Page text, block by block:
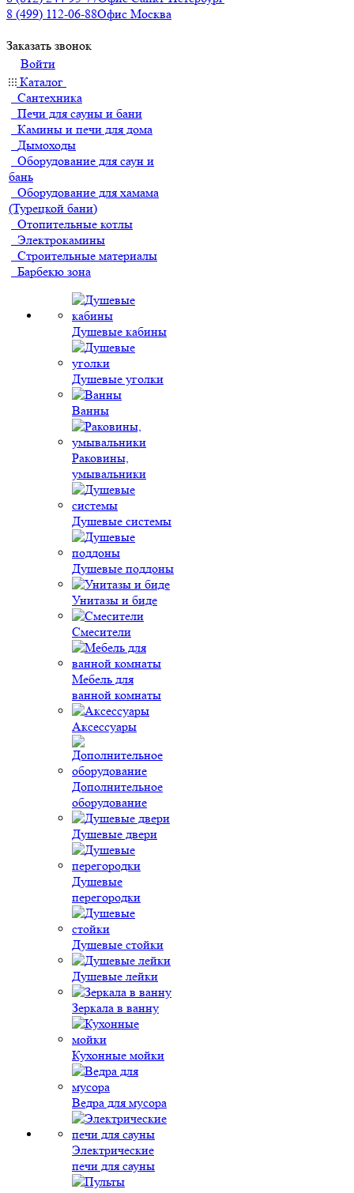
8 (499) 112-06-88Офис Москва
Заказать звонок
Войти
Каталог
Сантехника
Печи для сауны и бани
Камины и печи для дома
Дымоходы
Оборудование для саун и
бань
Оборудование для хамама
(Турецкой бани)
Отопительные котлы
Электрокамины
Строительные материалы
Барбекю зона
Душевые кабины
Душевые уголки
Ванны
Раковины,
умывальники
Душевые системы
Душевые поддоны
Унитазы и биде
Смесители
Мебель для
ванной комнаты
Аксессуары
Дополнительное
оборудование
Душевые двери
Душевые
перегородки
Душевые стойки
Душевые лейки
Зеркала в ванну
Кухонные мойки
Ведра для мусора
Электрические
печи для сауны